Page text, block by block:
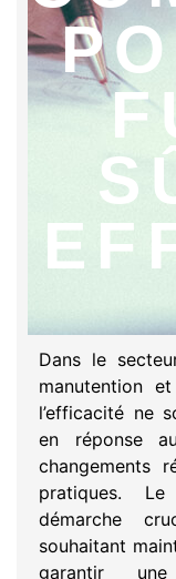
Dans le
manutention
l’efficacité ne
en réponse
changements
pratiques. Le
démarche
souhaitant
garantir